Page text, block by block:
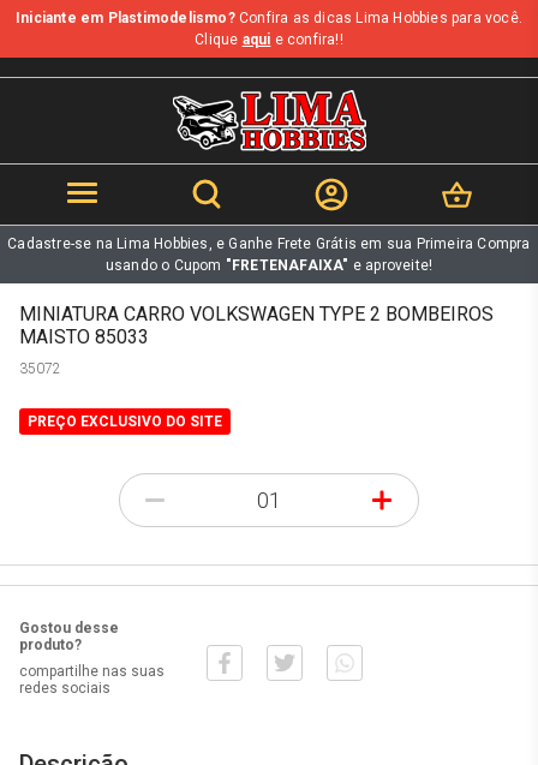
b
Iniciante em Plastimodelismo?Confira as dicas Lima Hobbies para você.
Clique aqui e confira!!
Cadastre-se na Lima Hobbies, e Ganhe Frete Grátis em sua Primeira Compra
usando o Cupom "FRETENAFAIXA" e aproveite!
MINIATURA CARRO VOLKSWAGEN TYPE 2 BOMBEIROS
MAISTO 85033
35072
PREÇO EXCLUSIVO DO SITE
- +
Gostou desse
produto?
compartilhe nas suas
redes sociais